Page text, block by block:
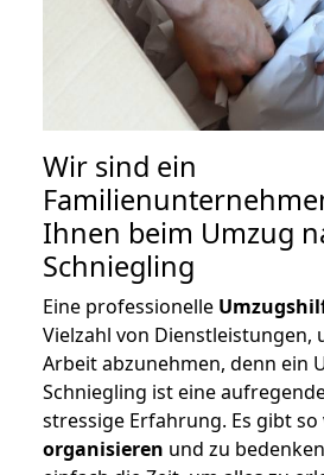
Wir sind ein
Ihnen beim Umzug
Schniegling
Eine professionelle
Vielzahl von Dienstleistungen,
Arbeit abzunehmen, denn ein
Schniegling ist eine
stressige Erfahrung. Es gibt so
organisieren und zu